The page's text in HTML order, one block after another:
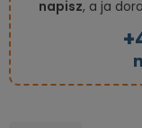
napisz, a ja